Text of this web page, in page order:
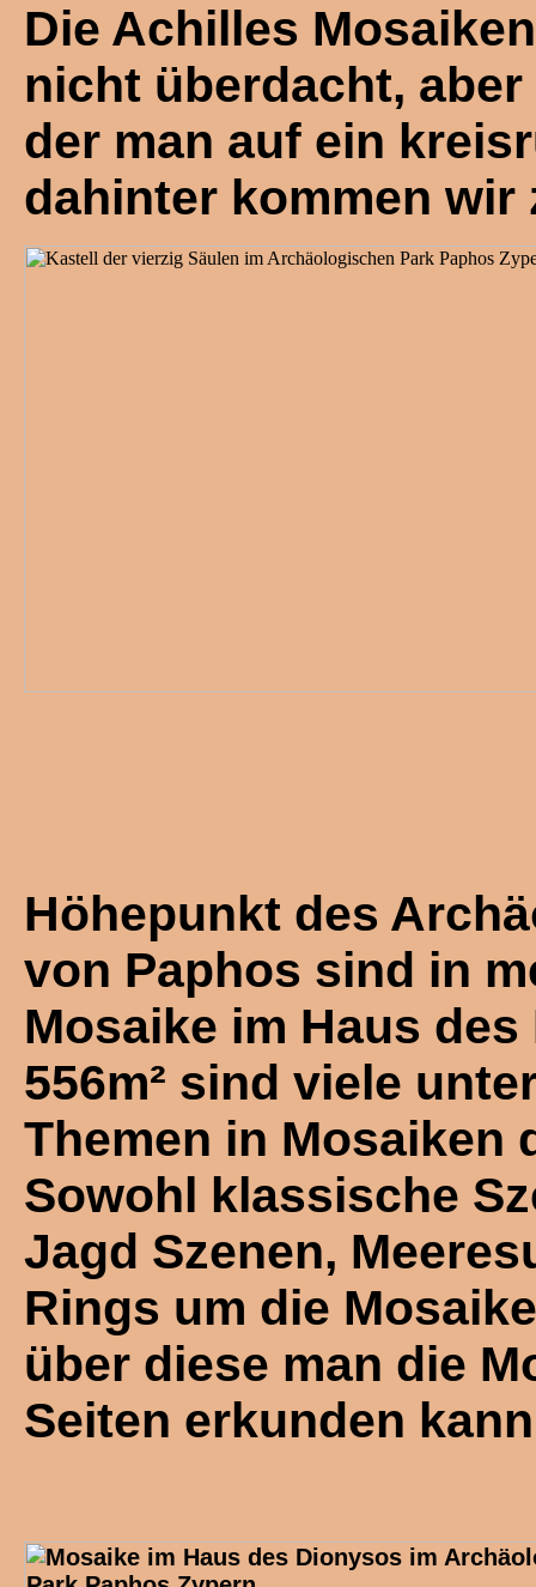
Die Achilles
nicht überdacht,
der man auf ein
dahinter kommen wir
Höhepunkt des
von Paphos sind in
Mosaike im Haus
556m² sind viele
Themen in Mosaiken
Sowohl klassische
Jagd Szenen,
Rings um die
über diese man die
Seiten erkunden